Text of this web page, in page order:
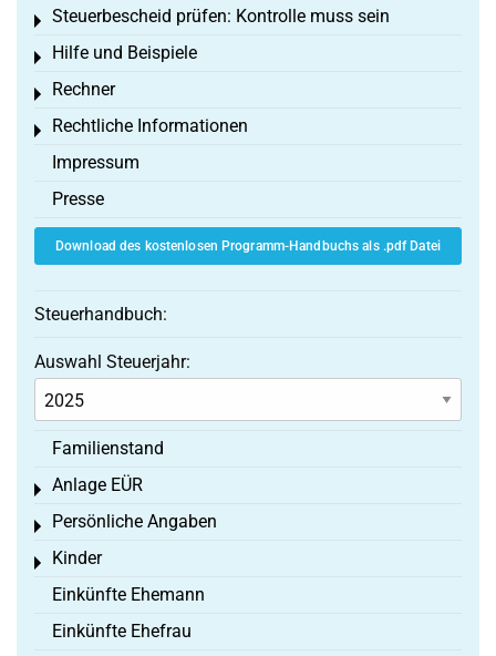
Steuerbescheid prüfen: Kontrolle muss sein
Toggle menu
Hilfe und Beispiele
Toggle menu
Rechner
Toggle menu
Rechtliche Informationen
Toggle menu
Impressum
Presse
Download des kostenlosen Programm-Handbuchs als .pdf Datei
Steuerhandbuch:
Auswahl Steuerjahr:
Familienstand
Anlage EÜR
Toggle menu
Persönliche Angaben
Toggle menu
Kinder
Toggle menu
Einkünfte Ehemann
Einkünfte Ehefrau